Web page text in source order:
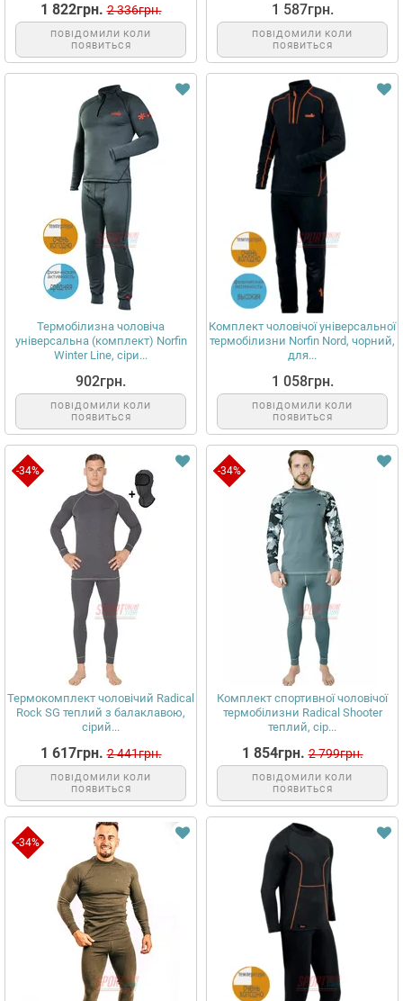
1 822грн. 2 336грн.
ПОВІДОМИЛИ КОЛИ
ПОЯВИТЬСЯ
1 587грн.
ПОВІДОМИЛИ КОЛИ
ПОЯВИТЬСЯ
Термобілизна чоловіча
універсальна (комплект) Norfin
Winter Line, сіри...
902грн.
ПОВІДОМИЛИ КОЛИ
ПОЯВИТЬСЯ
Комплект чоловічої універсальної
термобілизни Norfin Nord, чорний,
для...
1 058грн.
ПОВІДОМИЛИ КОЛИ
ПОЯВИТЬСЯ
-34%
Термокомплект чоловічий Radical
Rock SG теплий з балаклавою,
сірий...
1 617грн. 2 441грн.
ПОВІДОМИЛИ КОЛИ
ПОЯВИТЬСЯ
-34%
Комплект спортивної чоловічої
термобілизни Radical Shooter
теплий, сір...
1 854грн. 2 799грн.
ПОВІДОМИЛИ КОЛИ
ПОЯВИТЬСЯ
-34%